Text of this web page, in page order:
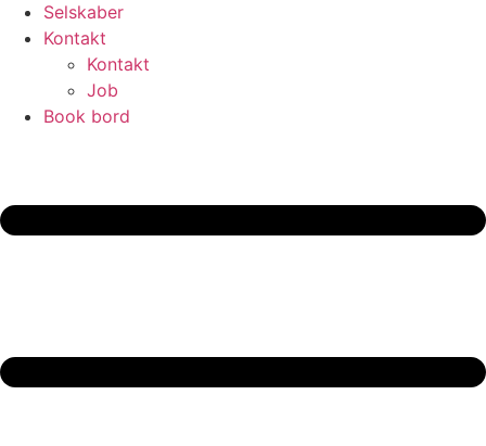
Selskaber
Kontakt
Kontakt
Job
Book bord